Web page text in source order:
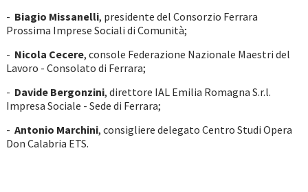
- Biagio Missanelli, presidente del Consorzio Ferrara
Prossima Imprese Sociali di Comunità;
- Nicola Cecere, console Federazione Nazionale Maestri del
Lavoro - Consolato di Ferrara;
- Davide Bergonzini, direttore IAL Emilia Romagna S.r.l.
Impresa Sociale - Sede di Ferrara;
- Antonio Marchini, consigliere delegato Centro Studi Opera
Don Calabria ETS.